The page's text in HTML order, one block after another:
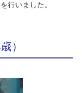
行いました。
）